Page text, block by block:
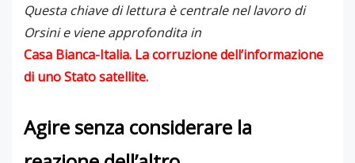
Questa chiave di lettura è centrale nel lavoro di
Orsini e viene approfondita in
Casa Bianca-Italia. La corruzione dell’informazione
di uno Stato satellite.
Agire senza considerare la